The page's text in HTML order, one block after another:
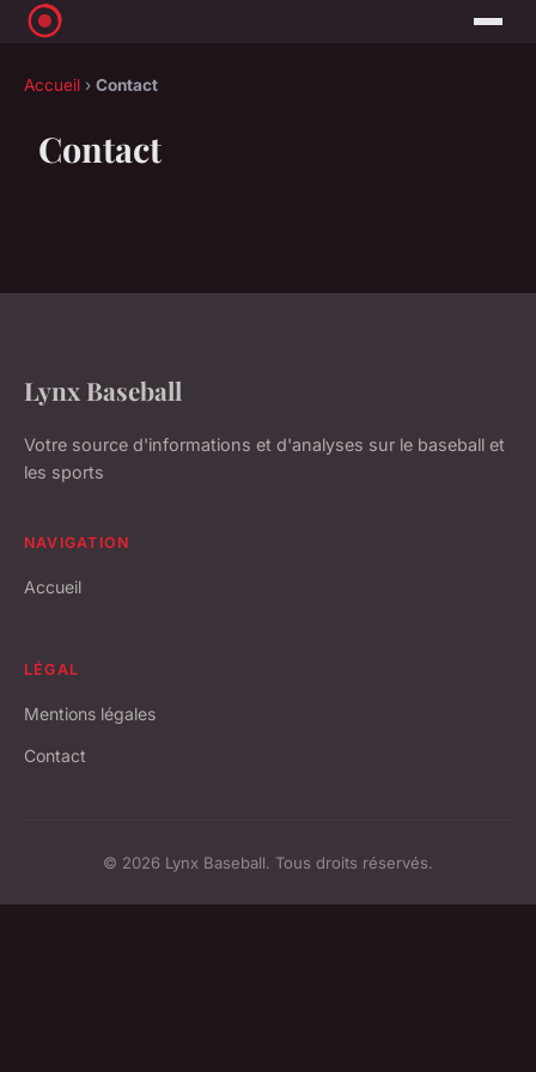
Accueil › Contact
Contact
Lynx Baseball
Votre source d'informations et d'analyses sur le baseball et
les sports
NAVIGATION
Accueil
LÉGAL
Mentions légales
Contact
© 2026 Lynx Baseball. Tous droits réservés.